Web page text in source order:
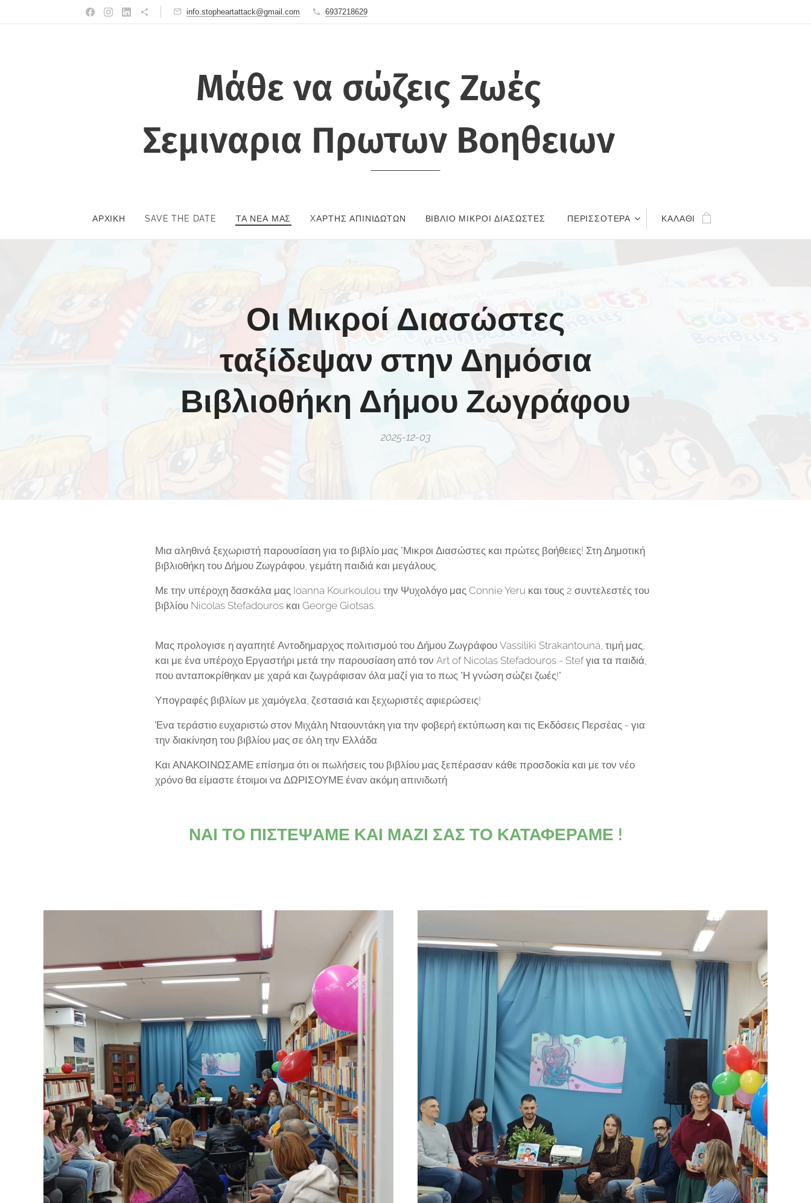
info.stopheartattack@gmail.com 6937218629
Μάθε να σώζεις Ζωές
Σεμιναρια Πρωτων Βοηθειων
ΑΡΧΙΚΉ SAVE THE DATE ΤΑ ΝΈΑ ΜΑΣ XΆΡΤΗΣ ΑΠΙΝΙΔΩΤΏΝ ΒΙΒΛΊΟ ΜΙΚΡΟΊ ΔΙΑΣΏΣΤΕΣ ΠΕΡΙΣΣΌΤΕΡΑ ΚΑΛΆΘΙ
Οι Μικροί Διασώστες
ταξίδεψαν στην Δημόσια
Βιβλιοθήκη Δήμου Ζωγράφου
2025-12-03
Μια αληθινά ξεχωριστή παρουσίαση για το βιβλίο μας "Μικροι Διασώστες και πρώτες βοήθειες! Στη Δημοτική
βιβλιοθήκη του Δήμου Ζωγράφου, γεμάτη παιδιά και μεγάλους.
Με την υπέροχη δασκάλα μας Ioanna Kourkoulou την Ψυχολόγο μας Connie Yeru και τους 2 συντελεστές του
βιβλίου Nicolas Stefadouros και George Giotsas.
Μας προλογισε η αγαπητέ Αντοδημαρχος πολιτισμού του Δήμου Ζωγράφου Vassiliki Strakantouna, τιμή μας,
και με ένα υπέροχο Εργαστήρι μετά την παρουσίαση από τον Art of Nicolas Stefadouros - Stef για τα παιδιά,
που ανταποκρίθηκαν με χαρά και ζωγράφισαν όλα μαζί για το πως "Η γνώση σώζει ζωές!"
Υπογραφές βιβλίων με χαμόγελα, ζεστασιά και ξεχωριστές αφιερώσεις!
Ένα τεράστιο ευχαριστώ στον Μιχάλη Νταουντάκη για την φοβερή εκτύπωση και τις Εκδόσεις Περσέας - για
την διακίνηση του βιβλίου μας σε όλη την Ελλάδα
Και ΑΝΑΚΟΙΝΩΣΑΜΕ επίσημα ότι οι πωλήσεις του βιβλίου μας ξεπέρασαν κάθε προσδοκία και με τον νέο
χρόνο θα είμαστε έτοιμοι να ΔΩΡΙΣΟΥΜΕ έναν ακόμη απινιδωτή ️️️
ΝΑΙ ΤΟ ΠΙΣΤΕΨΑΜΕ ΚΑΙ ΜΑΖΙ ΣΑΣ ΤΟ ΚΑΤΑΦΕΡΑΜΕ !